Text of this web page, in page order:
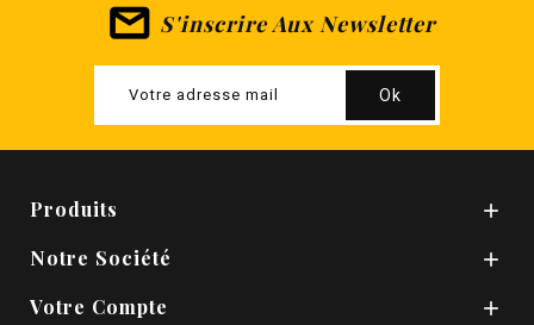
S'inscrire Aux Newsletter
Produits 
Notre Société 
Votre Compte 